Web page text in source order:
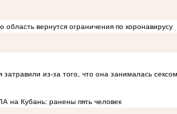
вернутся ограничения по коронавирусу
из-за того, что она занималась
на Кубань: ранены пять человек